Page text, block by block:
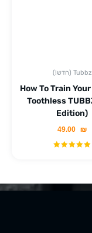
(!חדש) Tubbz
How To Train
Toothless
Edition)
49.00 ₪